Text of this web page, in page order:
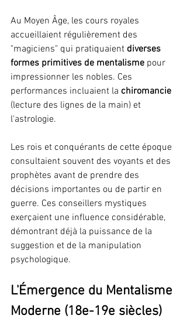
Au Moyen Âge, les cours royales
accueillaient régulièrement des
"magiciens" qui pratiquaient diverses
formes primitives de mentalisme pour
impressionner les nobles. Ces
performances incluaient la chiromancie
(lecture des lignes de la main) et
l'astrologie.
Les rois et conquérants de cette époque
consultaient souvent des voyants et des
prophètes avant de prendre des
décisions importantes ou de partir en
guerre. Ces conseillers mystiques
exerçaient une influence considérable,
démontrant déjà la puissance de la
suggestion et de la manipulation
psychologique.
L'Émergence du Mentalisme
Moderne (18e-19e siècles)